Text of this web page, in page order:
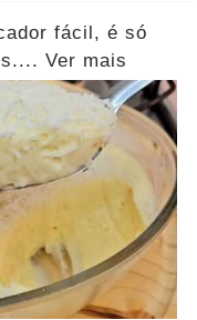
fácil, é só
Ver mais